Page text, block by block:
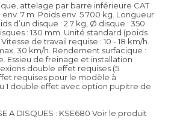
attelage par barre inférieure CAT
env. 7 m. Poids env. 5 700 kg. Longueur
d’un disque : 2.7 kg, Ø disque : 350
: 130 mm. Unité standard (poids
de travail requise : 10 - 18 km/h.
30 km/h. Rendement surfacique :
Essieu de freinage et installation
double effet requises (5
requises pour le modèle à
1 double effet avec option pupitre de
A DISQUES : KSE680 Voir le produit